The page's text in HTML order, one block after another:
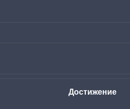
Достижение